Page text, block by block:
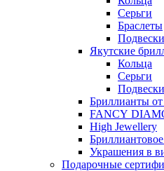
Серьги
Браслеты
Подвески
Якутские
Кольца
Серьги
Подвески
Бриллианты от
FANCY
High Jewellery
Украшения в
Подарочные